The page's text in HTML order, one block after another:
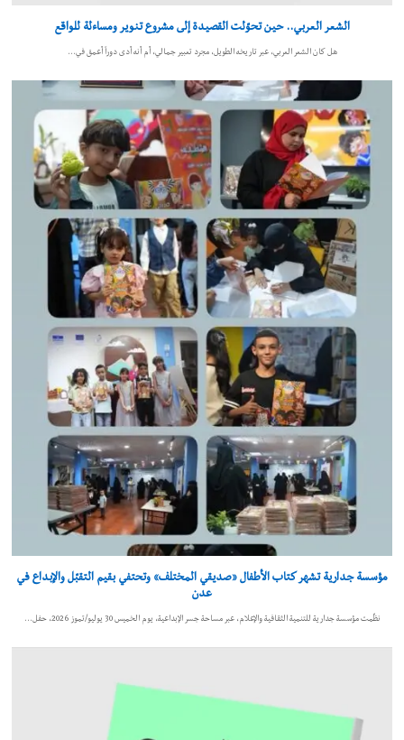
الشعر العربي.. حين تحوّلت القصيدة إلى مشروع تنوير ومساءلة للواقع
هل كان الشعر العربي، عبر تاريخه الطويل، مجرد تعبير جمالي، أم أنه أدى دوراً أعمق في…
مؤسسة جدارية تشهر كتاب الأطفال «صديقي المختلف» وتحتفي بقيم التقبّل والإبداع في
عدن
نظّمت مؤسسة جدارية للتنمية الثقافية والإعلام، عبر مساحة جسر الإبداعية، يوم الخميس 30 يوليو/تموز 2026، حفل…